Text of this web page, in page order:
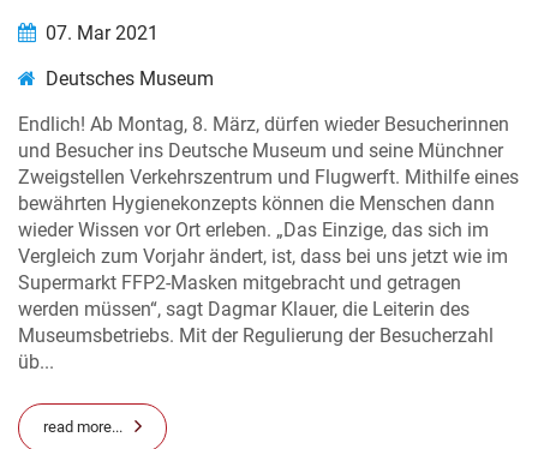
07. Mar 2021
Deutsches Museum
Endlich! Ab Montag, 8. März, dürfen wieder Besucherinnen
und Besucher ins Deutsche Museum und seine Münchner
Zweigstellen Verkehrszentrum und Flugwerft. Mithilfe eines
bewährten Hygienekonzepts können die Menschen dann
wieder Wissen vor Ort erleben. „Das Einzige, das sich im
Vergleich zum Vorjahr ändert, ist, dass bei uns jetzt wie im
Supermarkt FFP2-Masken mitgebracht und getragen
werden müssen“, sagt Dagmar Klauer, die Leiterin des
Museumsbetriebs. Mit der Regulierung der Besucherzahl
üb...
read more...